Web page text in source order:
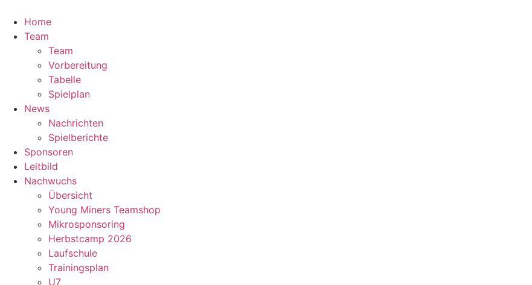
Inhalt
springen
Home
Team
Team
Vorbereitung
Tabelle
Spielplan
News
Nachrichten
Spielberichte
Sponsoren
Leitbild
Nachwuchs
Übersicht
Young Miners Teamshop
Mikrosponsoring
Herbstcamp 2026
Laufschule
Trainingsplan
U7